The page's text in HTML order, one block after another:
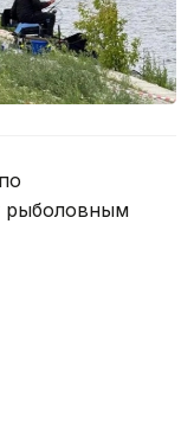
рыболовным
спасатели,